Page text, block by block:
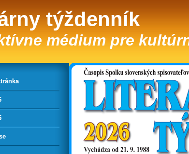
týždenník
médium pre